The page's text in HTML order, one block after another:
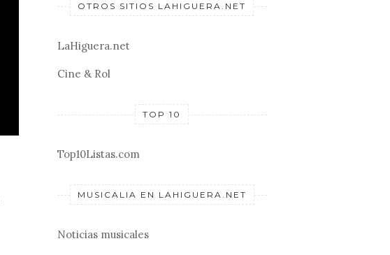
OTROS SITIOS LAHIGUERA.NET
LaHiguera.net
Cine & Rol
TOP 10
Top10Listas.com
MUSICALIA EN LAHIGUERA.NET
Noticias musicales